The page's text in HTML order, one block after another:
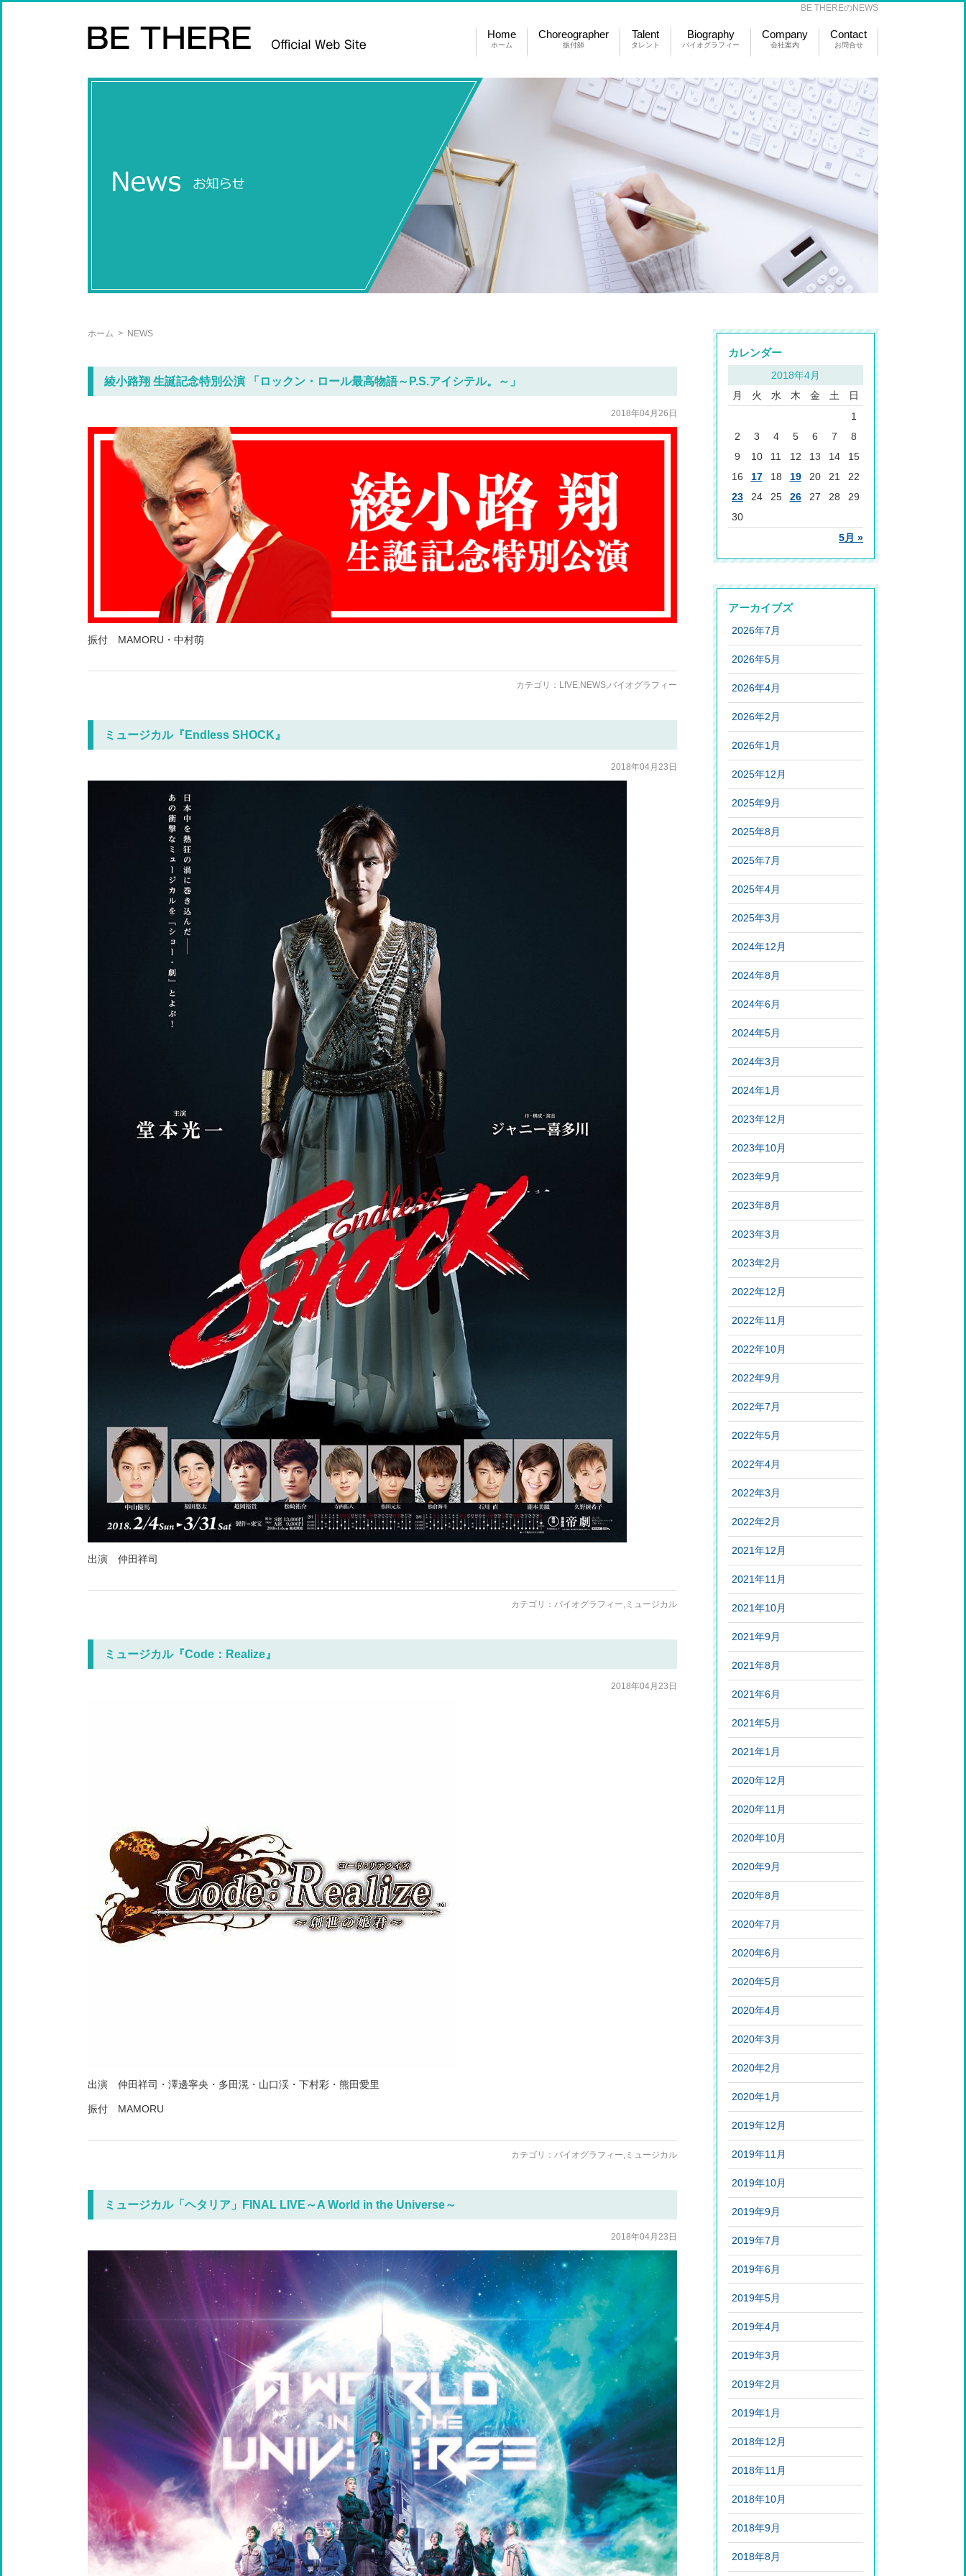
BE THEREのNEWS
Home
ホーム
Choreographer
振付師
Talent
タレント
Biography
バイオグラフィー
Company
会社案内
Contact
お問合せ
ホーム > NEWS
綾小路翔 生誕記念特別公演 「ロックン・ロール最高物語～P.S.アイシテル。～」
2018年04月26日
振付 MAMORU・中村萌
カテゴリ： LIVE NEWS バイオグラフィー
ミュージカル『Endless SHOCK』
2018年04月23日
出演 仲田祥司
カテゴリ： バイオグラフィー ミュージカル
ミュージカル『Code：Realize』
2018年04月23日
出演 仲田祥司・澤邊寧央・多田滉・山口渓・下村彩・熊田愛里
振付 MAMORU
カテゴリ： バイオグラフィー ミュージカル
ミュージカル「ヘタリア」FINAL LIVE～A World in the Universe～
2018年04月23日
カレンダー
2018年4月
月
火 水 木 金 土 日
5月 »
1
2
3 4 5 6 7
8
9
10 11 12 13 14
15
16
17 18 19 20 21
22
23
24 25 26 27 28
29
30
アーカイブズ
2026年7月
2026年5月
2026年4月
2026年2月
2026年1月
2025年12月
2025年9月
2025年8月
2025年7月
2025年4月
2025年3月
2024年12月
2024年8月
2024年6月
2024年5月
2024年3月
2024年1月
2023年12月
2023年10月
2023年9月
2023年8月
2023年3月
2023年2月
2022年12月
2022年11月
2022年10月
2022年9月
2022年7月
2022年5月
2022年4月
2022年3月
2022年2月
2021年12月
2021年11月
2021年10月
2021年9月
2021年8月
2021年6月
2021年5月
2021年1月
2020年12月
2020年11月
2020年10月
2020年9月
2020年8月
2020年7月
2020年6月
2020年5月
2020年4月
2020年3月
2020年2月
2020年1月
2019年12月
2019年11月
2019年10月
2019年9月
2019年7月
2019年6月
2019年5月
2019年4月
2019年3月
2019年2月
2019年1月
2018年12月
2018年11月
2018年10月
2018年9月
2018年8月